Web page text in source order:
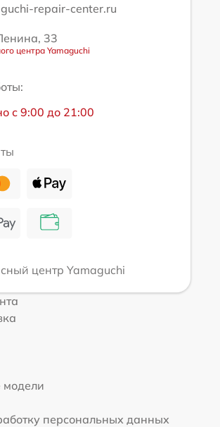
repair-center.ru
33
центра Yamaguchi
с 9:00 до 21:00
центр Yamaguchi
модели
персональных данных